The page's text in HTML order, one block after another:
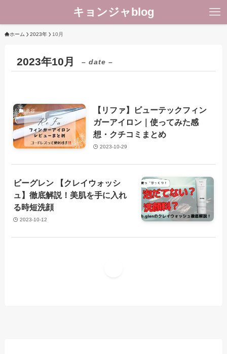
キョンジャblog
ホーム 2023年 10月
2023年10月 – date –
美容
【リファ】ビューテックフィン
ガーアイロン｜使ってみた感
想・クチコミまとめ
2023-10-29
美容
ビーグレン 【クレイウォッシ
ュ】徹底解説！美肌を手に入れ
る時短洗顔
2023-10-12